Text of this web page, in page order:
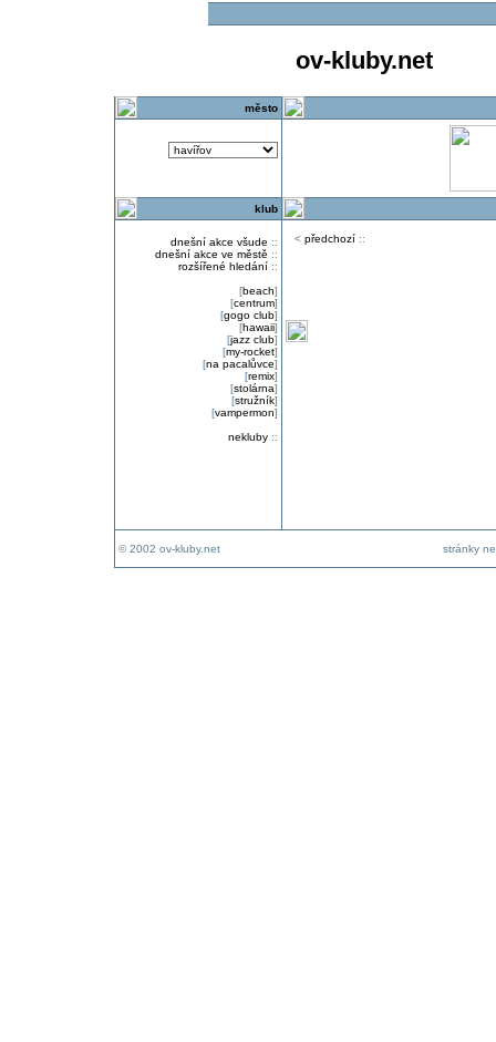
ov-kluby.net
město
klub
dnešní akce všude ::
dnešní akce ve městě ::
rozšířené hledání::
[beach]
[centrum]
[gogo club]
[hawaii]
[jazz club]
[my-rocket]
[na pacalůvce]
[remix]
[stolárna]
[stružník]
[vampermon]
nekluby::
< předchozí::
© 2002 ov-kluby.net stránky